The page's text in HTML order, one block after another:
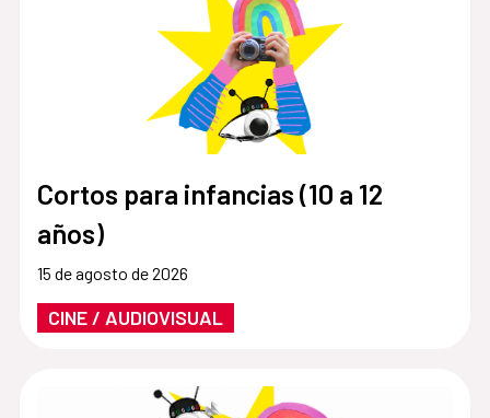
Cortos para infancias (10 a 12
años)
15 de agosto de 2026
CINE / AUDIOVISUAL